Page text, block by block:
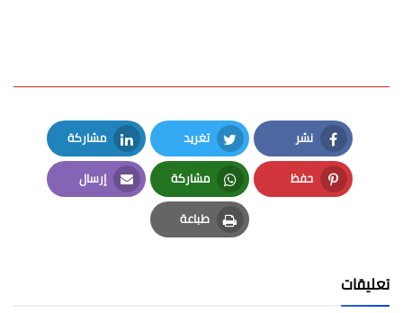
نشر
Facebook
تغريد
Twitter
مشاركة
LinkedIn
حفظ
Pinterest
مشاركة
Whatsapp
إرسال
Email
طباعة
Print
تعليقات